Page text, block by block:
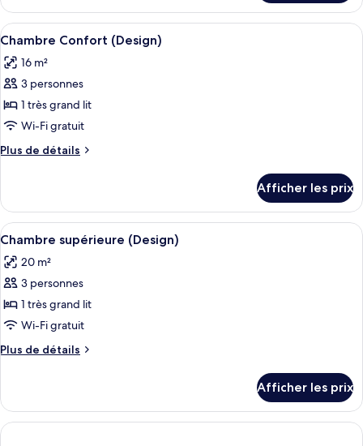
Chambre
(Design)
Afficher
toutes
les
photos
pour
ce
type
de
Chambre
Confort
(Design)
Une chambre d’hôtel moderne avec
17
Chambre Confort (Design)
16 m²
3 personnes
1 très grand lit
Wi-Fi gratuit
Plus de détails
Plus
Chambre
Confort
(Design)
Afficher les prix
Afficher
toutes
les
photos
pour
ce
type
de
Chambre
supérieure
(Design)
Une chambre d’hôtel moderne
13
Chambre supérieure (Design)
20 m²
3 personnes
1 très grand lit
Wi-Fi gratuit
Plus de détails
Plus
Chambre
supérieure
(Design)
Afficher les prix